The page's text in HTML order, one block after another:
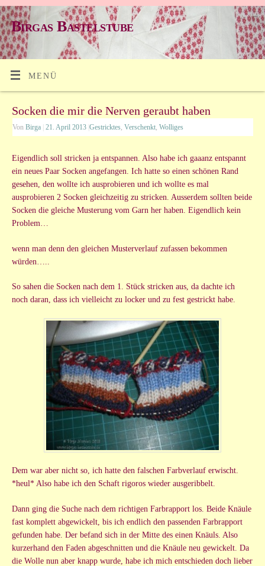
Birgas Bastelstube
MENÜ
Socken die mir die Nerven geraubt haben
VonBirga 21. April 2013 |Gestricktes,Verschenkt,Wolliges
Eigendlich soll stricken ja entspannen. Also habe ich gaaanz entspannt
ein neues Paar Socken angefangen. Ich hatte so einen schönen Rand
gesehen, den wollte ich ausprobieren und ich wollte es mal
ausprobieren 2 Socken gleichzeitig zu stricken. Ausserdem sollten beide
Socken die gleiche Musterung vom Garn her haben. Eigendlich kein
Problem…
wenn man denn den gleichen Musterverlauf zufassen bekommen
würden…..
So sahen die Socken nach dem 1. Stück stricken aus, da dachte ich
noch daran, dass ich vielleicht zu locker und zu fest gestrickt habe.
Dem war aber nicht so, ich hatte den falschen Farbverlauf erwischt.
*heul* Also habe ich den Schaft rigoros wieder ausgeribbelt.
Dann ging die Suche nach dem richtigen Farbrapport los. Beide Knäule
fast komplett abgewickelt, bis ich endlich den passenden Farbrapport
gefunden habe. Der befand sich in der Mitte des einen Knäuls. Also
kurzerhand den Faden abgeschnitten und die Knäule neu gewickelt. Da
die Wolle nun aber knapp wurde, habe ich mich entschieden doch lieber